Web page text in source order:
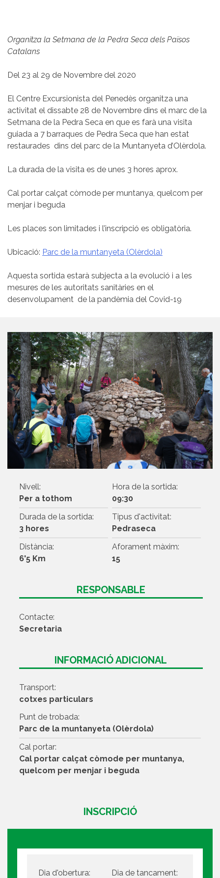
Organitza la Setmana de la Pedra Seca dels Països
Catalans
Del 23 al 29 de Novembre del 2020
El Centre Excursionista del Penedès organitza una
activitat el dissabte 28 de Novembre dins el marc de la
Setmana de la Pedra Seca en que es farà una visita
guiada a 7 barraques de Pedra Seca que han estat
restaurades dins del parc de la Muntanyeta d’Olèrdola.
La durada de la visita es de unes 3 hores aprox.
Cal portar calçat còmode per muntanya, quelcom per
menjar i beguda
Les places son limitades i l’inscripció es obligatòria.
Ubicació: Parc de la muntanyeta (Olèrdola)
Aquesta sortida estarà subjecta a la evolució i a les
mesures de les autoritats sanitàries en el
desenvolupament de la pandèmia del Covid-19
Nivell:
Per a tothom
Hora de la sortida:
09:30
Durada de la sortida:
3 hores
Tipus d'activitat:
Pedraseca
Distància:
6'5 Km
Aforament màxim:
15
RESPONSABLE
Contacte:
Secretaria
INFORMACIÓ ADICIONAL
Transport:
cotxes particulars
Punt de trobada:
Parc de la muntanyeta (Olèrdola)
Cal portar:
Cal portar calçat còmode per muntanya,
quelcom per menjar i beguda
INSCRIPCIÓ
Dia d'obertura:
Dia de tancament: